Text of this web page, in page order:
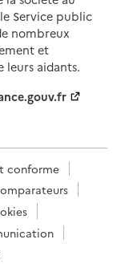
Service public
nombreux
et
leurs aidants.
conforme